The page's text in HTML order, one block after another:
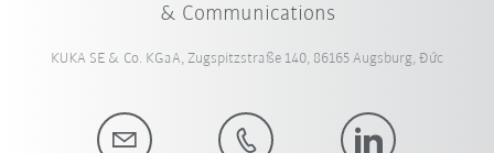
& Communications
KUKA SE & Co. KGaA, Zugspitzstraße 140, 86165 Augsburg, Đức